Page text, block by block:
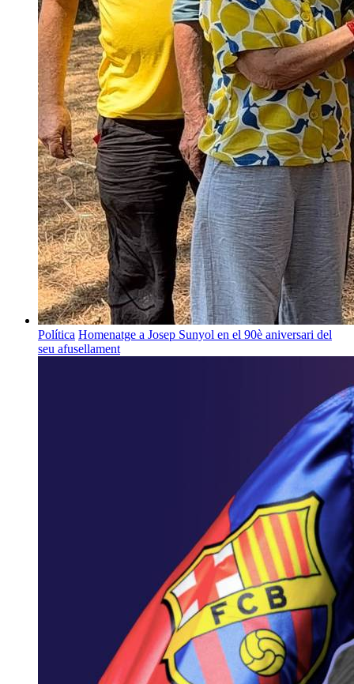
Política Homenatge a Josep Sunyol en el 90è aniversari del
seu afusellament